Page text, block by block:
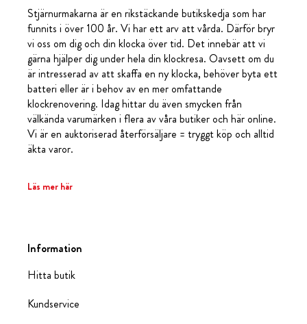
Stjärnurmakarna är en rikstäckande butikskedja som har
funnits i över 100 år. Vi har ett arv att vårda. Därför bryr
vi oss om dig och din klocka över tid. Det innebär att vi
gärna hjälper dig under hela din klockresa. Oavsett om du
är intresserad av att skaffa en ny klocka, behöver byta ett
batteri eller är i behov av en mer omfattande
klockrenovering. Idag hittar du även smycken från
välkända varumärken i flera av våra butiker och här online.
Vi är en auktoriserad återförsäljare = tryggt köp och alltid
äkta varor.
Läs mer här
Information
Hitta butik
Kundservice